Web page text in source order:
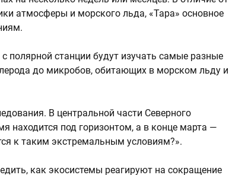
атмосферы и морского льда, «Тара» основное
полярной станции будут изучать самые разные
до микробов, обитающих в морском льду и
В центральной части Северного
находится под горизонтом, а в конце марта —
к таким экстремальным условиям?».
как экосистемы реагируют на сокращение